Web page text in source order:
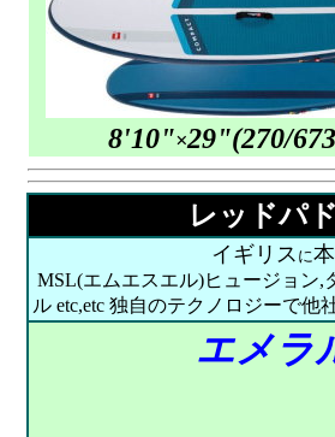
8'10"×29"(270/
レッドパ
イギリス に
MSL(エムエスエル)ヒュージョン,
ル etc,etc 独自のテクノロジーで
エメラ